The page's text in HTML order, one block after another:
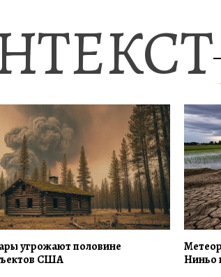
угрожают половине
США
Ниньо